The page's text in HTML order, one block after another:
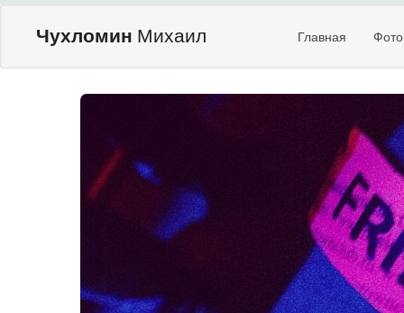
Чухломин Михаил Главная